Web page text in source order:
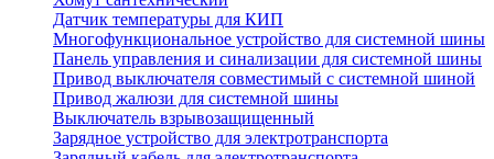
Датчик температуры для КИП
Многофункциональное устройство для системной шины
Панель управления и синализации для системной шины
Привод выключателя совместимый с системной шиной
Привод жалюзи для системной шины
Выключатель взрывозащищенный
Зарядное устройство для электротранспорта